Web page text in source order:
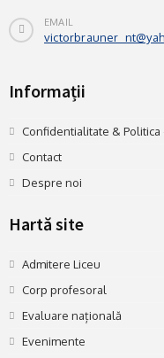
EMAIL
Informații
Confidentialitate & Politica
Contact
Despre noi
Hartă site
Admitere Liceu
Corp profesoral
Evaluare națională
Evenimente